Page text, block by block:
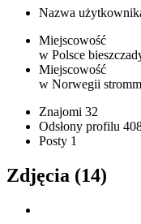
Nazwa
Miejscowość
w Polsce
Miejscowość
w Norwegii
Znajomi 32
Odsłony profilu
Posty 1
Zdjęcia (14)